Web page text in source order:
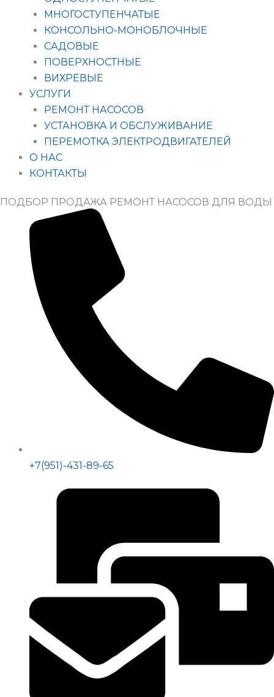
МНОГОСТУПЕНЧАТЫЕ
КОНСОЛЬНО-МОНОБЛОЧНЫЕ
САДОВЫЕ
ПОВЕРХНОСТНЫЕ
ВИХРЕВЫЕ
УСЛУГИ
РЕМОНТ НАСОСОВ
УСТАНОВКА И ОБСЛУЖИВАНИЕ
ПЕРЕМОТКА ЭЛЕКТРОДВИГАТЕЛЕЙ
О НАС
КОНТАКТЫ
ПОДБОР ПРОДАЖА РЕМОНТ НАСОСОВ ДЛЯ ВОДЫ
+7(951)-431-89-65